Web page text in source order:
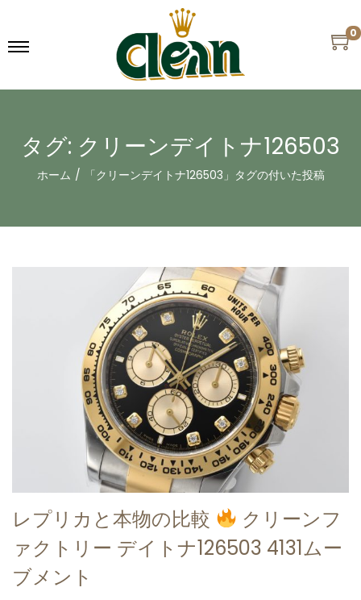
0
タグ: クリーンデイトナ126503
ホーム / 「クリーンデイトナ126503」タグの付いた投稿
レプリカと本物の比較
クリーンフ
ァクトリー デイトナ126503 4131ムー
ブメント